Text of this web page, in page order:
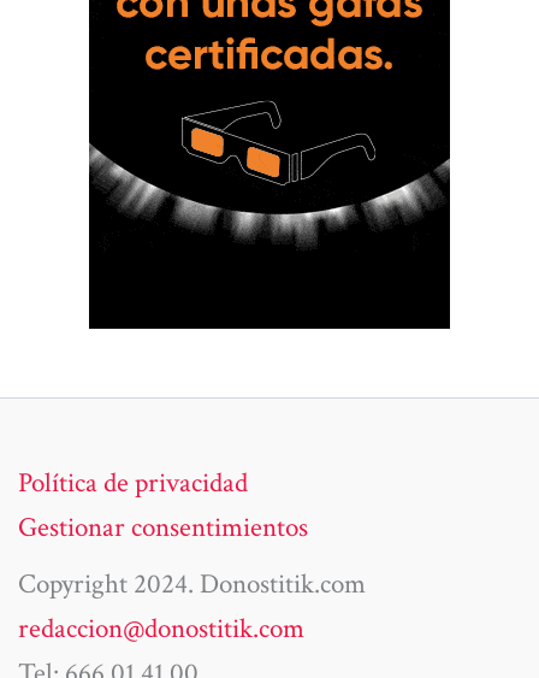
Política de privacidad
Gestionar consentimientos
Copyright 2024. Donostitik.com
redaccion@donostitik.com